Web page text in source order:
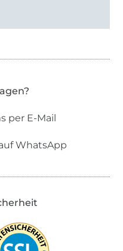
per E-Mail
WhatsApp